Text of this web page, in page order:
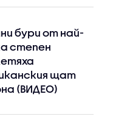
бури от най-
степен
щат
(ВИДЕО)